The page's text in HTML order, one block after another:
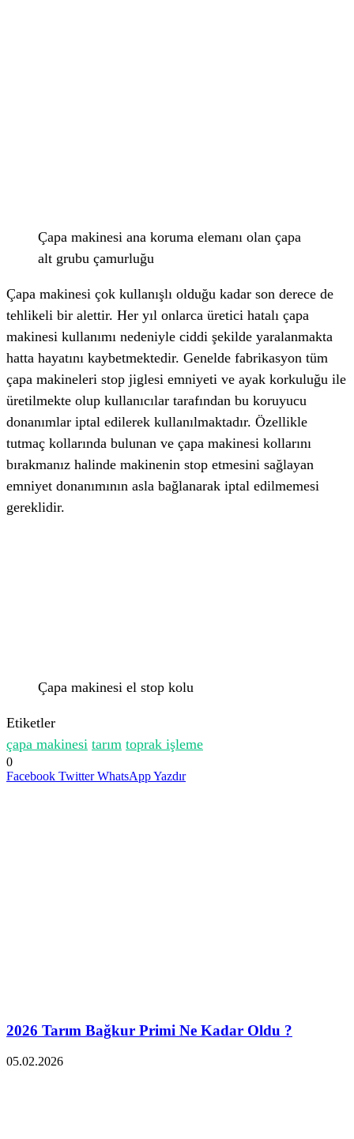
Çapa makinesi ana koruma elemanı olan çapa
alt grubu çamurluğu
Çapa makinesi çok kullanışlı olduğu kadar son derece de
tehlikeli bir alettir. Her yıl onlarca üretici hatalı çapa
makinesi kullanımı nedeniyle ciddi şekilde yaralanmakta
hatta hayatını kaybetmektedir. Genelde fabrikasyon tüm
çapa makineleri stop jiglesi emniyeti ve ayak korkuluğu ile
üretilmekte olup kullanıcılar tarafından bu koruyucu
donanımlar iptal edilerek kullanılmaktadır. Özellikle
tutmaç kollarında bulunan ve çapa makinesi kollarını
bırakmanız halinde makinenin stop etmesini sağlayan
emniyet donanımının asla bağlanarak iptal edilmemesi
gereklidir.
Çapa makinesi el stop kolu
Etiketler
çapa makinesi tarım toprak işleme
0
Facebook Twitter WhatsAppYazdır
2026 Tarım Bağkur Primi Ne Kadar Oldu ?
05.02.2026